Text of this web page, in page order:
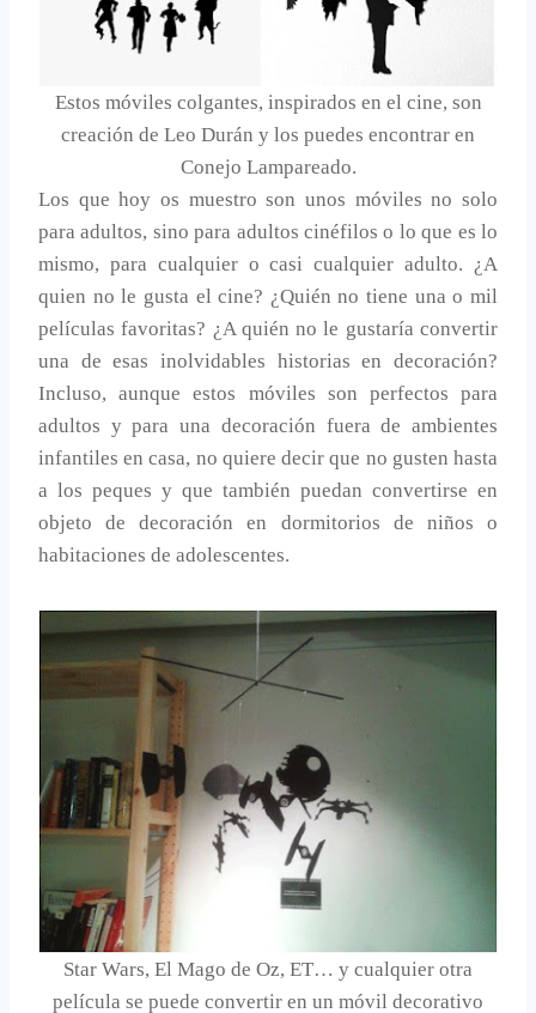
Estos móviles colgantes, inspirados en el cine, son
creación de Leo Durán y los puedes encontrar en
Conejo Lampareado.
Los que hoy os muestro son unos móviles no solo
para adultos, sino para adultos cinéfilos o lo que es lo
mismo, para cualquier o casi cualquier adulto. ¿A
quien no le gusta el cine? ¿Quién no tiene una o mil
películas favoritas? ¿A quién no le gustaría convertir
una de esas inolvidables historias en decoración?
Incluso, aunque estos móviles son perfectos para
adultos y para una decoración fuera de ambientes
infantiles en casa, no quiere decir que no gusten hasta
a los peques y que también puedan convertirse en
objeto de decoración en dormitorios de niños o
habitaciones de adolescentes.
Star Wars, El Mago de Oz, ET… y cualquier otra
película se puede convertir en un móvil decorativo